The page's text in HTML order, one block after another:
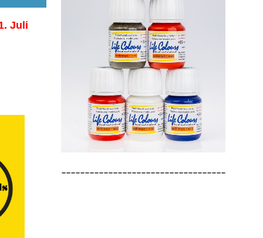
Juli
-----------------------------------